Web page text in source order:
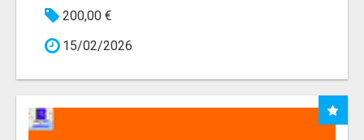
200,00 €
15/02/2026